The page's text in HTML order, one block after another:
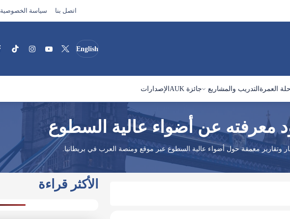
اتصل بنا سياسة الخصوصية
English
العمرة التدريب والمشاريع جائزة AUK الإصدارات
معرفته عن أضواء عالية السطوع
وتقارير معمقة حول أضواء عالية السطوع عبر موقع ومنصة العرب في بريطانيا.
الأكثر قراءة